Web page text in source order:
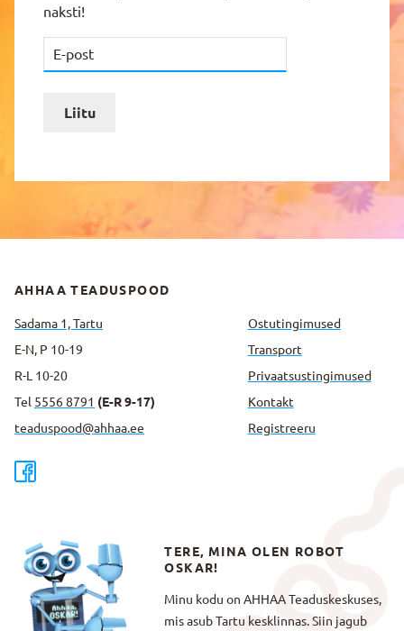
naksti!
Liitu
AHHAA TEADUSPOOD
Sadama 1, Tartu
E-N, P 10-19
R-L 10-20
Tel 5556 8791 (E-R 9-17)
teaduspood@ahhaa.ee
Ostutingimused
Transport
Privaatsus­tingimused
Kontakt
Registreeru
TERE, MINA OLEN ROBOT
OSKAR!
Minu kodu on AHHAA Teaduskeskuses,
mis asub Tartu kesklinnas. Siin jagub